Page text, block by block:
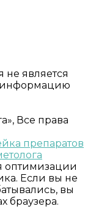
не является
информацию
Все права
оптимизации
Если вы не
вы
браузера.